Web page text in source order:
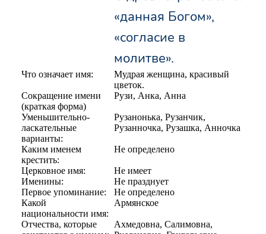
«данная Богом»,
«согласие в
молитве».
Что означает имя:
Мудрая женщина, красивый
цветок.
Сокращение имени
(краткая форма)
Рузи, Анка, Анна
Уменьшительно-
ласкательные
варианты:
Рузанонька, Рузанчик,
Рузанночка, Рузашка, Анночка
Каким именем
крестить:
Не определено
Церковное имя:
Не имеет
Именины:
Не празднует
Первое упоминание:
Не определено
Какой
национальности имя:
Армянское
Отчества, которые
Ахмедовна, Салимовна,